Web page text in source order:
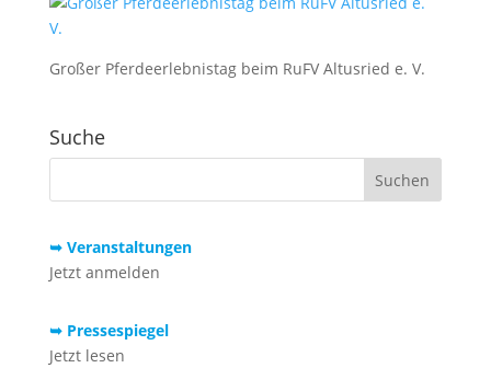
Großer Pferdeerlebnistag beim RuFV Altusried e. V.
Suche
➥ Veranstaltungen
Jetzt anmelden
➥ Pressespiegel
Jetzt lesen